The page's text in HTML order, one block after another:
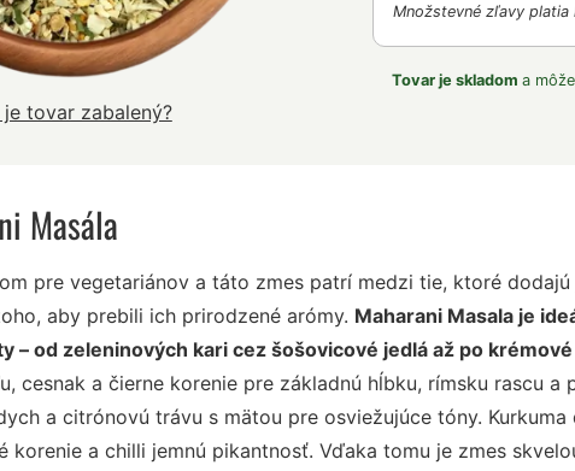
tovar zabalený?
Množstevné zľavy
Tovar je skladom a
Masála
pre vegetariánov a táto zmes patrí medzi tie, ktoré dodajú
aby prebili ich prirodzené arómy. Maharani Masala je
– od zeleninových kari cez šošovicové jedlá až po
cesnak a čierne korenie pre základnú hĺbku, rímsku rascu a
a citrónovú trávu s mätou pre osviežujúce tóny. Kurkuma
korenie a chilli jemnú pikantnosť. Vďaka tomu je zmes